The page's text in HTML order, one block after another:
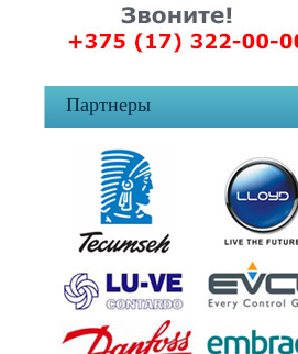
Партнеры